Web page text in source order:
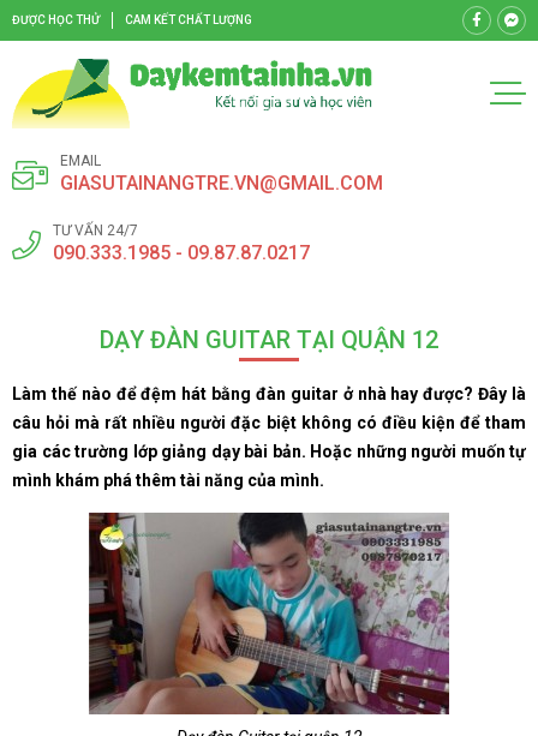
ĐƯỢC HỌC THỬ CAM KẾT CHẤT LƯỢNG
EMAIL
GIASUTAINANGTRE.VN@GMAIL.COM
TƯ VẤN 24/7
090.333.1985 - 09.87.87.0217
DẠY ĐÀN GUITAR TẠI QUẬN 12
Làm thế nào để đệm hát bằng đàn guitar ở nhà hay được? Đây là
câu hỏi mà rất nhiều người đặc biệt không có điều kiện để tham
gia các trường lớp giảng dạy bài bản. Hoặc những người muốn tự
mình khám phá thêm tài năng của mình.